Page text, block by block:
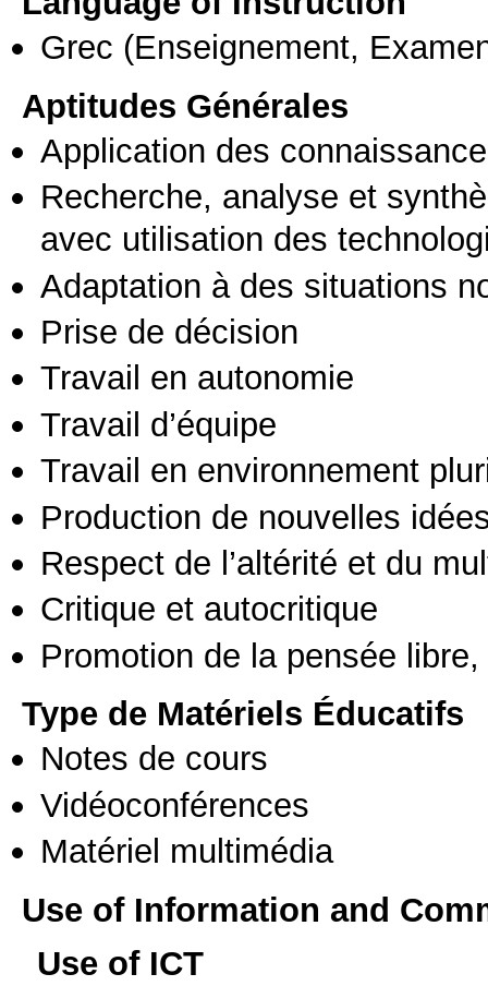
Grec (Enseignement,
Aptitudes Générales
Application des
Recherche, analyse et
avec utilisation des
Adaptation à des situations
Prise de décision
Travail en autonomie
Travail d’équipe
Travail en environnement
Production de nouvelles
Respect de l’altérité et du
Critique et autocritique
Promotion de la pensée
Type de Matériels Éducatifs
Notes de cours
Vidéoconférences
Matériel multimédia
Use of Information and
Use of ICT